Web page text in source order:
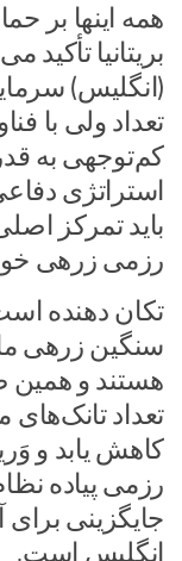
همه اینها بر
بریتانیا
(انگلیس)
تعداد ولی با
کم‌توجهی به
استراتژی
باید تمرکز
رزمی زرهی
تکان دهنده
سنگین زرهی ما
هستند و
رزمی پیاده
جایگزینی
انگلیس است.